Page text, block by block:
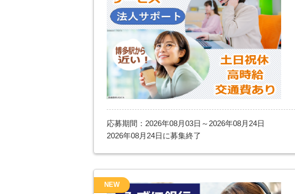
応募期間：2026年08月03日～2026年08月24日
2026年08月24日に募集終了
NEW